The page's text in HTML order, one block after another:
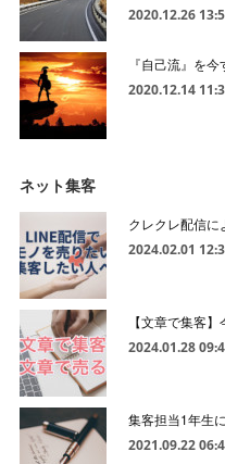
2020.12.26
『自己流』を
2020.12.14
ネット集客
クレクレ配信
2024.02.01
【文章で集客
2024.01.28
集客担当1年生
2021.09.22